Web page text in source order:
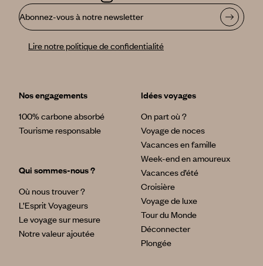
Abonnez-vous à notre newsletter
Lire notre politique de confidentialité
Nos engagements
100% carbone absorbé
Tourisme responsable
Qui sommes-nous ?
Où nous trouver ?
L’Esprit Voyageurs
Le voyage sur mesure
Notre valeur ajoutée
Idées voyages
On part où ?
Voyage de noces
Vacances en famille
Week-end en amoureux
Vacances d’été
Croisière
Voyage de luxe
Tour du Monde
Déconnecter
Plongée